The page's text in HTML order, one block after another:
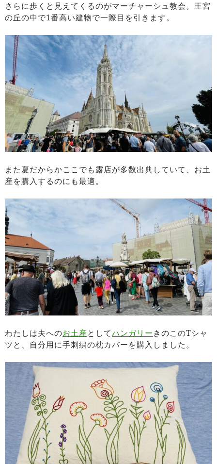
さらに歩くと見えてくるのがマーチャーシュ教会。王宮
の丘の中で1番高い建物で一際目を引きます。
また夏だからかここでも露店が多数出典していて、お土
産を購入するのにも最適。
わたしは夫へのお土産としてハンガリーきのこのTシャ
ツと、自分用に手刺繍の枕カバーを購入しました。